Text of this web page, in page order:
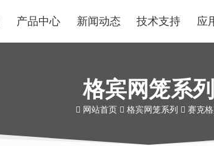
产品中心 新闻动态 技术支持 应
格宾网笼系列
网站首页 格宾网笼系列 赛克